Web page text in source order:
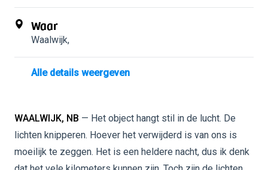
Waar
Waalwijk,
Alle details weergeven
WAALWIJK, NB — Het object hangt stil in de lucht. De
lichten knipperen. Hoever het verwijderd is van ons is
moeilijk te zeggen. Het is een heldere nacht, dus ik denk